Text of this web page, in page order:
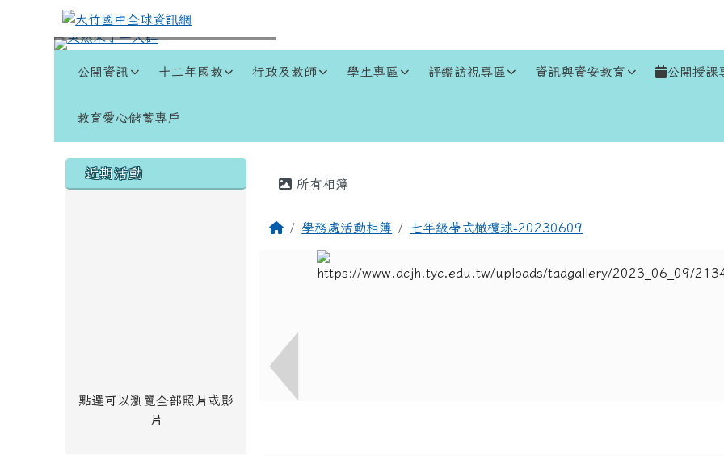
跳至主內容區
大竹國中全球資訊網
公開資訊 十二年國教 行政及教師 學生專區 評鑑訪視專區 資訊與資安教育 公開授課
教育愛心儲蓄專戶
左邊區域內容
近期活動
點選可以瀏覽全部照片或影
片
主內容區域
所有相簿
回首頁學務處活動相簿 七年級帶式橄欖球-20230609
頁尾區域